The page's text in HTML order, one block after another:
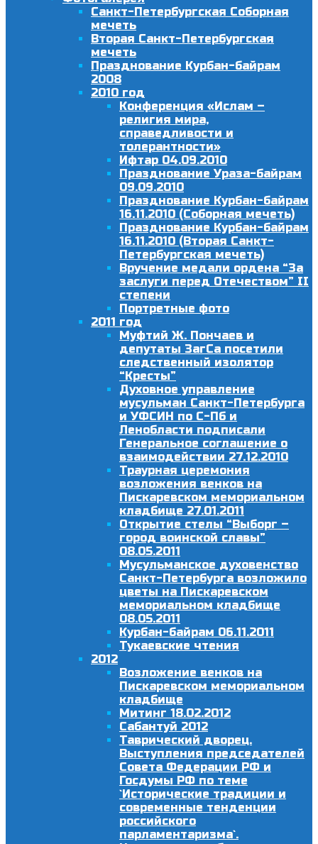
Санкт-Петербургская Соборная
мечеть
Вторая Санкт-Петербургская
мечеть
Празднование Курбан-байрам
2008
2010 год
Конференция «Ислам –
религия мира,
справедливости и
толерантности»
Ифтар 04.09.2010
Празднование Ураза-байрам
09.09.2010
Празднование Курбан-байрам
16.11.2010 (Соборная мечеть)
Празднование Курбан-байрам
16.11.2010 (Вторая Санкт-
Петербургская мечеть)
Вручение медали ордена “За
заслуги перед Отечеством” II
степени
Портретные фото
2011 год
Муфтий Ж. Пончаев и
депутаты ЗагСа посетили
следственный изолятор
“Кресты”
Духовное управление
мусульман Санкт-Петербурга
и УФСИН по С-Пб и
Ленобласти подписали
Генеральное соглашение о
взаимодействии 27.12.2010
Траурная церемония
возложения венков на
Пискаревском мемориальном
кладбище 27.01.2011
Открытие стелы “Выборг –
город воинской славы”
08.05.2011
Мусульманское духовенство
Санкт-Петербурга возложило
цветы на Пискаревском
мемориальном кладбище
08.05.2011
Курбан-байрам 06.11.2011
Тукаевские чтения
2012
Возложение венков на
Пискаревском мемориальном
кладбище
Митинг 18.02.2012
Сабантуй 2012
Таврический дворец.
Выступления председателей
Совета Федерации РФ и
Госдумы РФ по теме
`Исторические традиции и
современные тенденции
российского
парламентаризма`.